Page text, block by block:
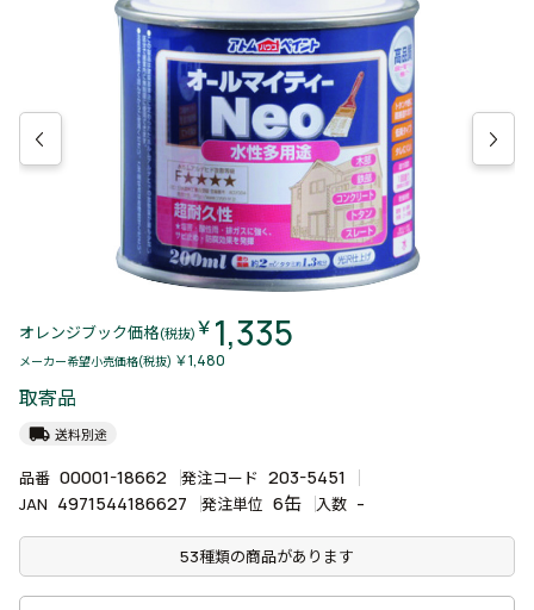
オレンジブック価格(税抜) ￥ 1,335
メーカー希望小売価格(税抜) ￥1,480
取寄品
local_shipping 送料別途
品番 00001-18662 発注コード 203-5451
JAN 4971544186627 発注単位 6缶 入数 -
53種類の商品があります